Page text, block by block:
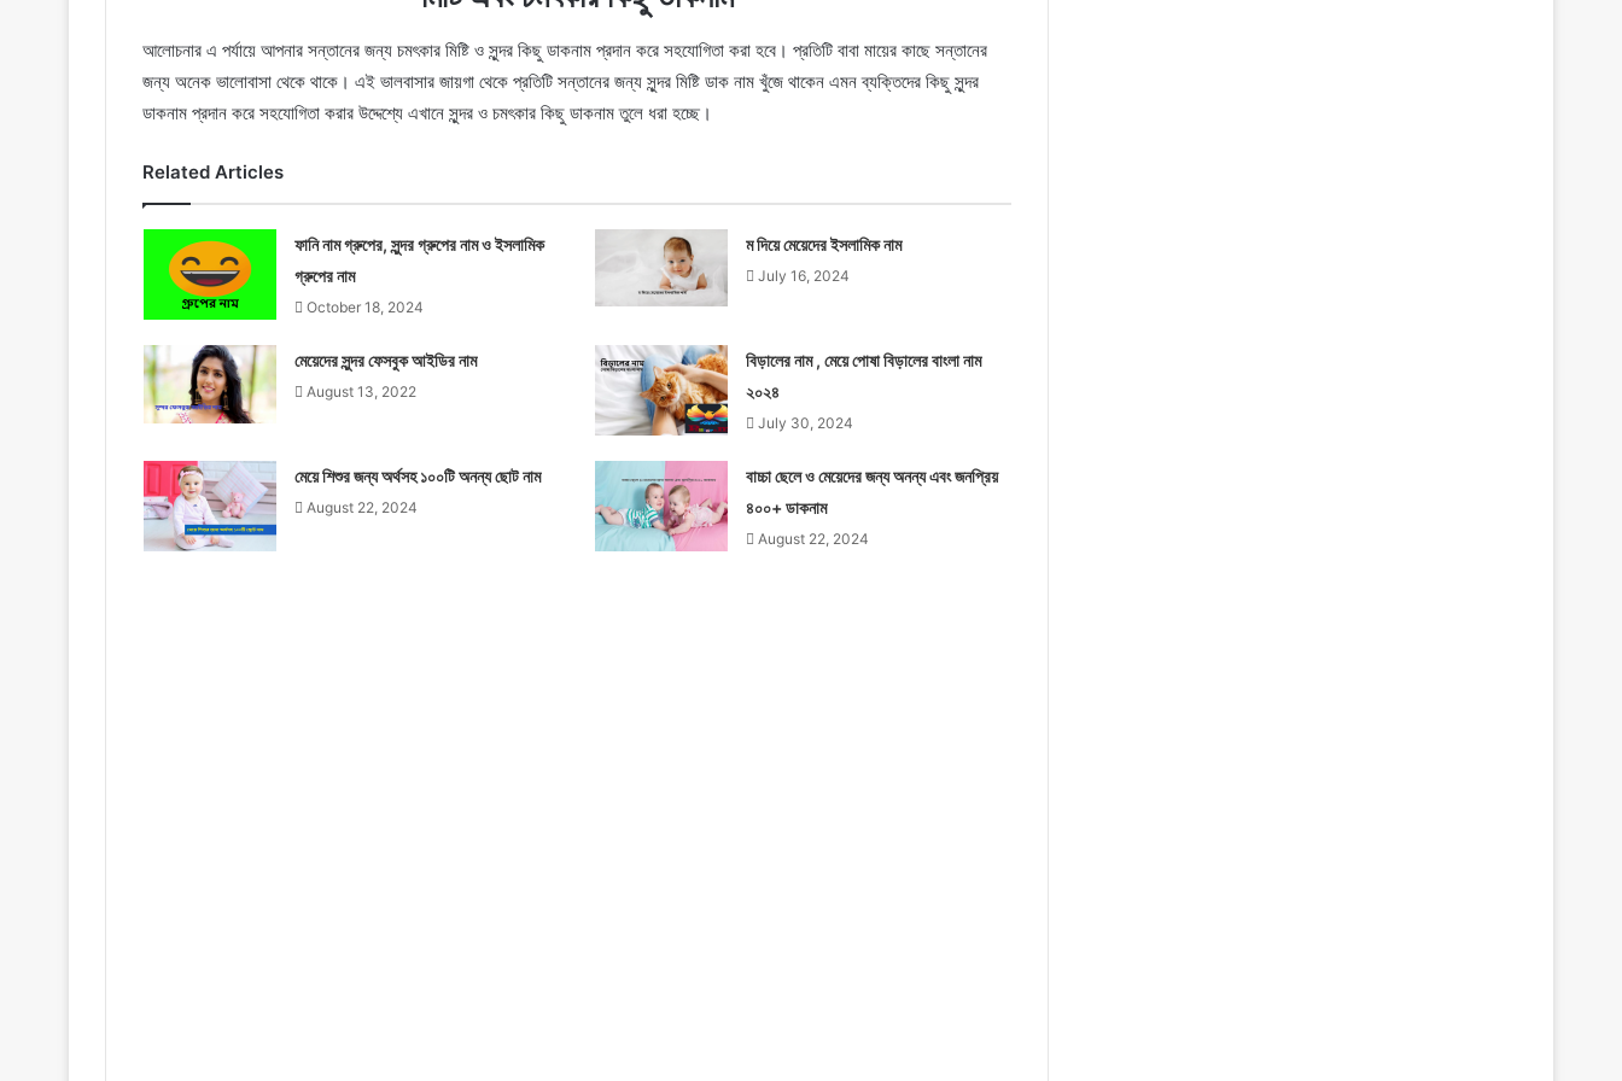
আলোচনার এ পর্যায়ে আপনার সন্তানের জন্য চমৎকার মিষ্টি ও সুন্দর কিছু ডাকনাম প্রদান করে সহযোগিতা করা হবে। প্রতিটি বাবা মায়ের কাছে সন্তানের
জন্য অনেক ভালোবাসা থেকে থাকে। এই ভালবাসার জায়গা থেকে প্রতিটি সন্তানের জন্য সুন্দর মিষ্টি ডাক নাম খুঁজে থাকেন এমন ব্যক্তিদের কিছু সুন্দর
ডাকনাম প্রদান করে সহযোগিতা করার উদ্দেশ্যে এখানে সুন্দর ও চমৎকার কিছু ডাকনাম তুলে ধরা হচ্ছে।
Related Articles
ফানি নাম গ্রুপের, সুন্দর গ্রুপের নাম ও ইসলামিক
গ্রুপের নাম
October 18, 2024
ম দিয়ে মেয়েদের ইসলামিক নাম
July 16, 2024
মেয়েদের সুন্দর ফেসবুক আইডির নাম
August 13, 2022
বিড়ালের নাম , মেয়ে পোষা বিড়ালের বাংলা নাম
২০২৪
July 30, 2024
মেয়ে শিশুর জন্য অর্থসহ ১০০টি অনন্য ছোট নাম
August 22, 2024
বাচ্চা ছেলে ও মেয়েদের জন্য অনন্য এবং জনপ্রিয়
৪০০+ ডাকনাম
August 22, 2024